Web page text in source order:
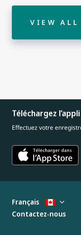
VIEW ALL
Téléchargez
Effectuez votre
Français
Contactez-nous